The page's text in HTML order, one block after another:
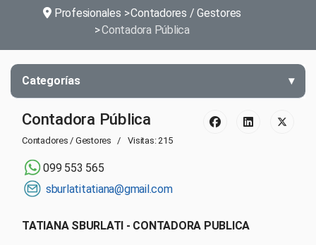
Profesionales
Contadores / Gestores
Contadora Pública
Categorías
Contadora Pública
Contadores / Gestores Visitas: 215
099 553 565
sburlatitatiana@gmail.com
TATIANA SBURLATI - CONTADORA PUBLICA